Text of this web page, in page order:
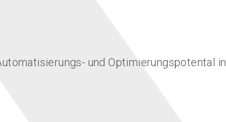
und Optimierungspotental in